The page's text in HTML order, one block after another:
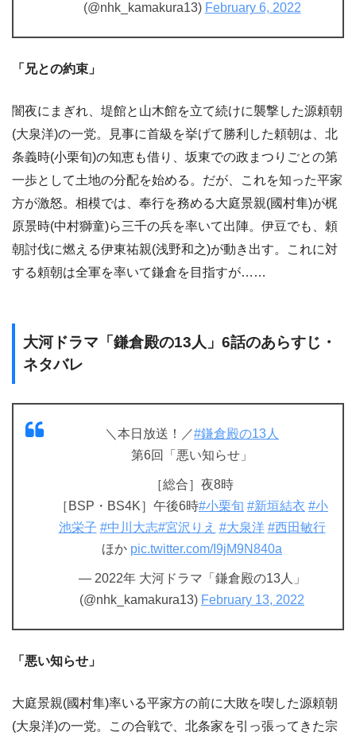
(@nhk_kamakura13) February 6, 2022
「兄との約束」
闇夜にまぎれ、堤館と山木館を立て続けに襲撃した源頼朝
(大泉洋)の一党。見事に首級を挙げて勝利した頼朝は、北
条義時(小栗旬)の知恵も借り、坂東での政まつりごとの第
一歩として土地の分配を始める。だが、これを知った平家
方が激怒。相模では、奉行を務める大庭景親(國村隼)が梶
原景時(中村獅童)ら三千の兵を率いて出陣。伊豆でも、頼
朝討伐に燃える伊東祐親(浅野和之)が動き出す。これに対
する頼朝は全軍を率いて鎌倉を目指すが……
大河ドラマ「鎌倉殿の13人」6話のあらすじ・
ネタバレ
＼本日放送！／#鎌倉殿の13人
第6回「悪い知らせ」
［総合］夜8時
［BSP・BS4K］午後6時#小栗旬 #新垣結衣 #小
池栄子 #中川大志#宮沢りえ #大泉洋 #西田敏行
ほか pic.twitter.com/I9jM9N840a
— 2022年 大河ドラマ「鎌倉殿の13人」
(@nhk_kamakura13) February 13, 2022
「悪い知らせ」
大庭景親(國村隼)率いる平家方の前に大敗を喫した源頼朝
(大泉洋)の一党。この合戦で、北条家を引っ張ってきた宗